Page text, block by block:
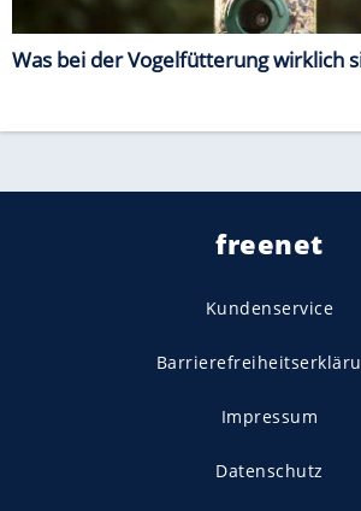
Was bei der Vogelfütterung wirklich
freenet
Kundenservice
Impressum
Datenschutz